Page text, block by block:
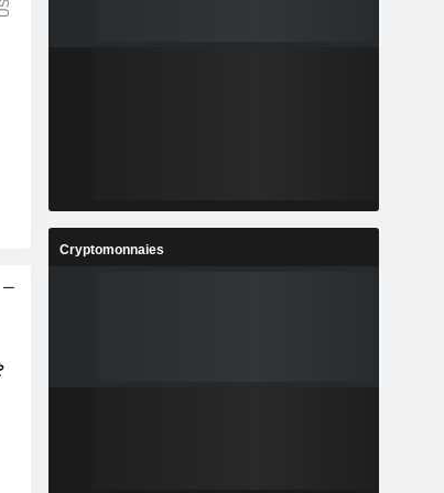
113 554
Cryptomonnaies